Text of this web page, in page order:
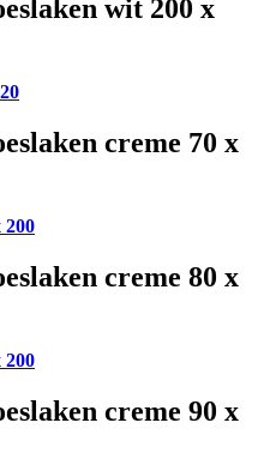
wit 200 x
creme 70 x
200
creme 80 x
200
creme 90 x